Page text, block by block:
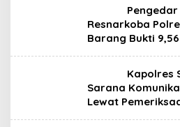
Resnarkoba
Barang Bukti
Kapolres
Sarana
Lewat